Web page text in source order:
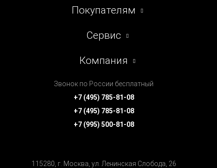
Покупателям
Сервис
Компания
Звонок по России бесплатный
+7 (495) 785-81-08
+7 (495) 785-81-08
+7 (995) 500-81-08
115280, г. Москва, ул. Ленинская Cлобода, 26